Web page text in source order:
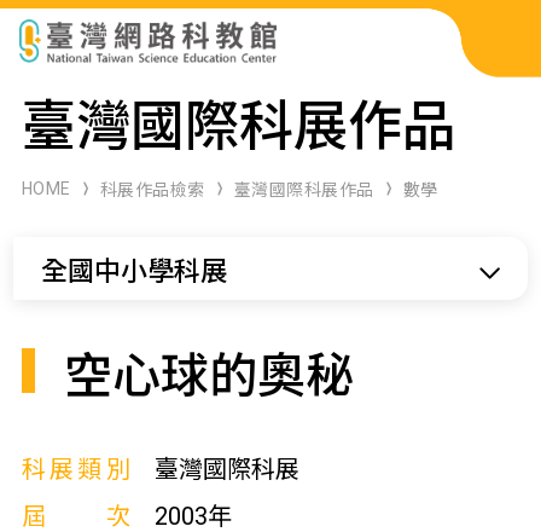
科展作品檢索
科學研習月刊
臺灣國際科展作品
HOME 科展作品檢索 臺灣國際科展作品 數學
全國中小學科展
空心球的奧秘
科展類別
臺灣國際科展
屆次
2003年